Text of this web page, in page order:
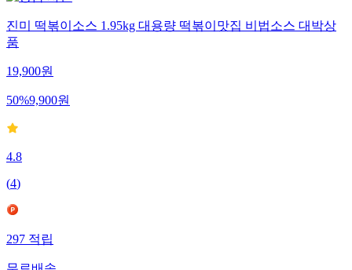
진미 떡볶이소스 1.95kg 대용량 떡볶이맛집 비법소스 대박상
품
19,900원
50%9,900원
4.8
(4)
297적립